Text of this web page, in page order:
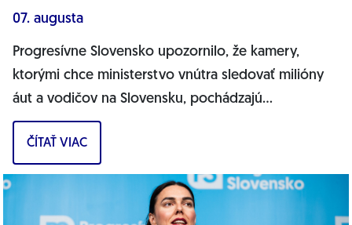
07. augusta
Progresívne Slovensko upozornilo, že kamery,
ktorými chce ministerstvo vnútra sledovať milióny
áut a vodičov na Slovensku, pochádzajú
pravdepodobne z Ruska. Dnes hnutie prinieslo
dôkazy,...
ČÍTAŤ VIAC